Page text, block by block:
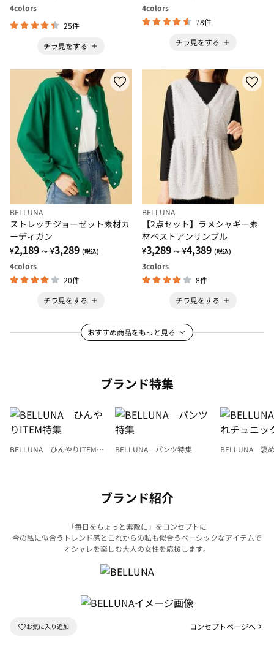
4colors
25件
チラ見をする
4colors
78件
チラ見をする
BELLUNA
ストレッチジョーゼット素材カ
ーディガン
¥2,189 ～ ¥3,289 (税込)
4colors
20件
チラ見をする
BELLUNA
【2点セット】ラメシャギー素
材ベストアンサンブル
¥3,289 ～ ¥4,389 (税込)
3colors
8件
チラ見をする
おすすめ商品をもっと見る
ブランド特集
BELLUNA ひんやりITEM特
BELLUNA パンツ特集
BELLUNA 褒
ブランド紹介
「毎日をちょっと素敵に」をコンセプトに
今の私に似合うトレンド感とこれからの私も似合うベーシックなアイテムで
オシャレを楽しむ大人の女性を応援します。
コンセプトページへ